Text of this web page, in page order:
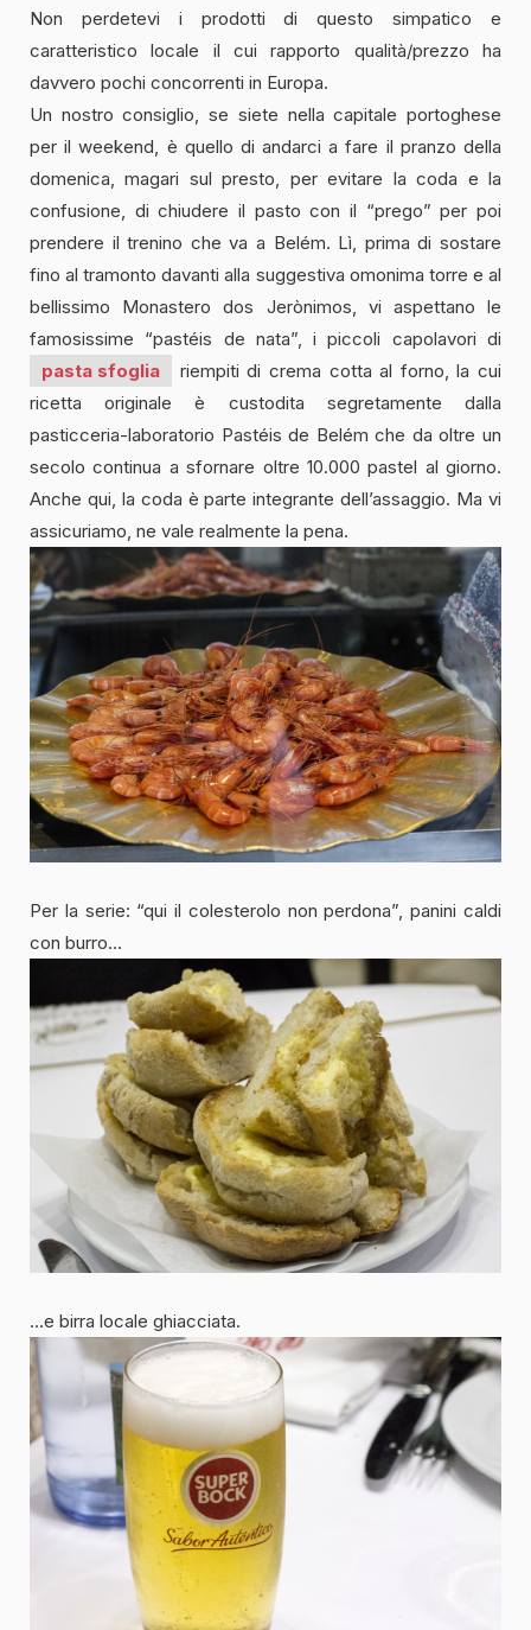
Non perdetevi i prodotti di questo simpatico e
caratteristico locale il cui rapporto qualità/prezzo ha
davvero pochi concorrenti in Europa.
Un nostro consiglio, se siete nella capitale portoghese
per il weekend, è quello di andarci a fare il pranzo della
domenica, magari sul presto, per evitare la coda e la
confusione, di chiudere il pasto con il “prego” per poi
prendere il trenino che va a Belém. Lì, prima di sostare
fino al tramonto davanti alla suggestiva omonima torre e al
bellissimo Monastero dos Jerònimos, vi aspettano le
famosissime “pastéis de nata”, i piccoli capolavori di
pasta sfoglia
riempiti di crema cotta al forno, la cui
ricetta originale è custodita segretamente dalla
pasticceria-laboratorio Pastéis de Belém che da oltre un
secolo continua a sfornare oltre 10.000 pastel al giorno.
Anche qui, la coda è parte integrante dell’assaggio. Ma vi
assicuriamo, ne vale realmente la pena.
Per la serie: “qui il colesterolo non perdona”, panini caldi
con burro…
…e birra locale ghiacciata.